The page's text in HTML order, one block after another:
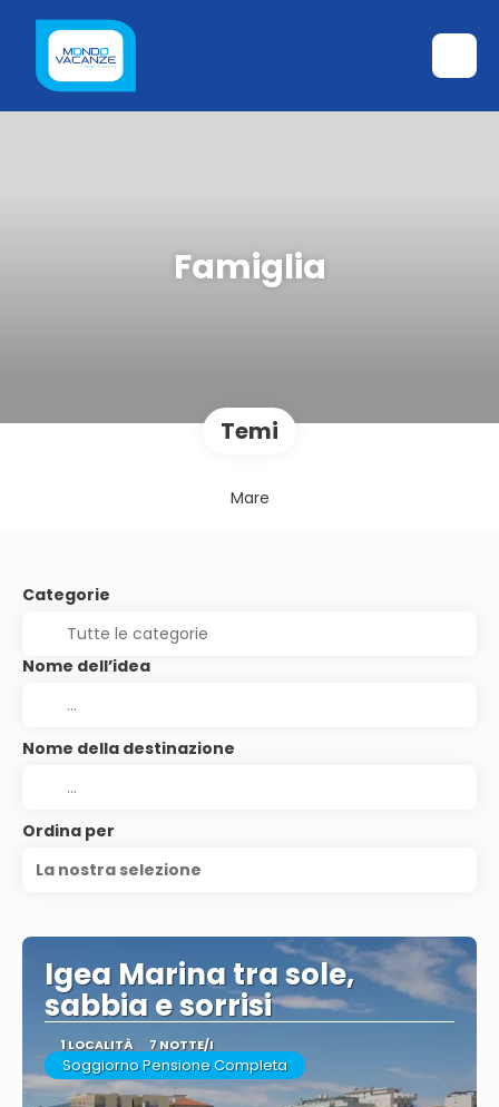
Famiglia
Temi
Mare
Categorie
Nome dell’idea
Nome della destinazione
Ordina per
La nostra selezione
Igea Marina tra sole,
sabbia e sorrisi
1 LOCALITÀ 7 NOTTE/I
Soggiorno Pensione Completa